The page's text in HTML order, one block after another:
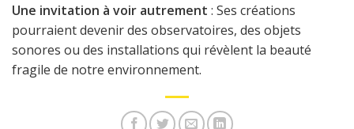
Une invitation à voir autrement : Ses créations
pourraient devenir des observatoires, des objets
sonores ou des installations qui révèlent la beauté
fragile de notre environnement.